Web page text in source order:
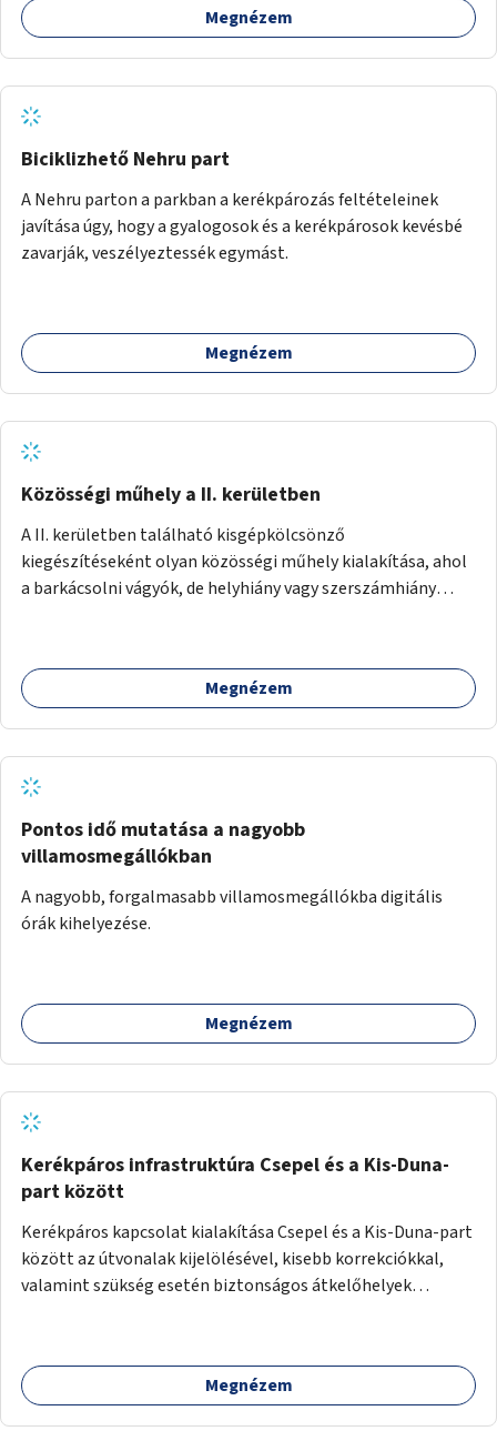
Megnézem
Biciklizhető Nehru part
A Nehru parton a parkban a kerékpározás feltételeinek
javítása úgy, hogy a gyalogosok és a kerékpárosok kevésbé
zavarják, veszélyeztessék egymást.
Megnézem
Közösségi műhely a II. kerületben
A II. kerületben található kisgépkölcsönző
kiegészítéseként olyan közösségi műhely kialakítása, ahol
a barkácsolni vágyók, de helyhiány vagy szerszámhiány
Megnézem
Pontos idő mutatása a nagyobb
villamosmegállókban
A nagyobb, forgalmasabb villamosmegállókba digitális
órák kihelyezése.
Megnézem
Kerékpáros infrastruktúra Csepel és a Kis-Duna-
part között
Kerékpáros kapcsolat kialakítása Csepel és a Kis-Duna-part
között az útvonalak kijelölésével, kisebb korrekciókkal,
valamint szükség esetén biztonságos átkelőhelyek
Megnézem